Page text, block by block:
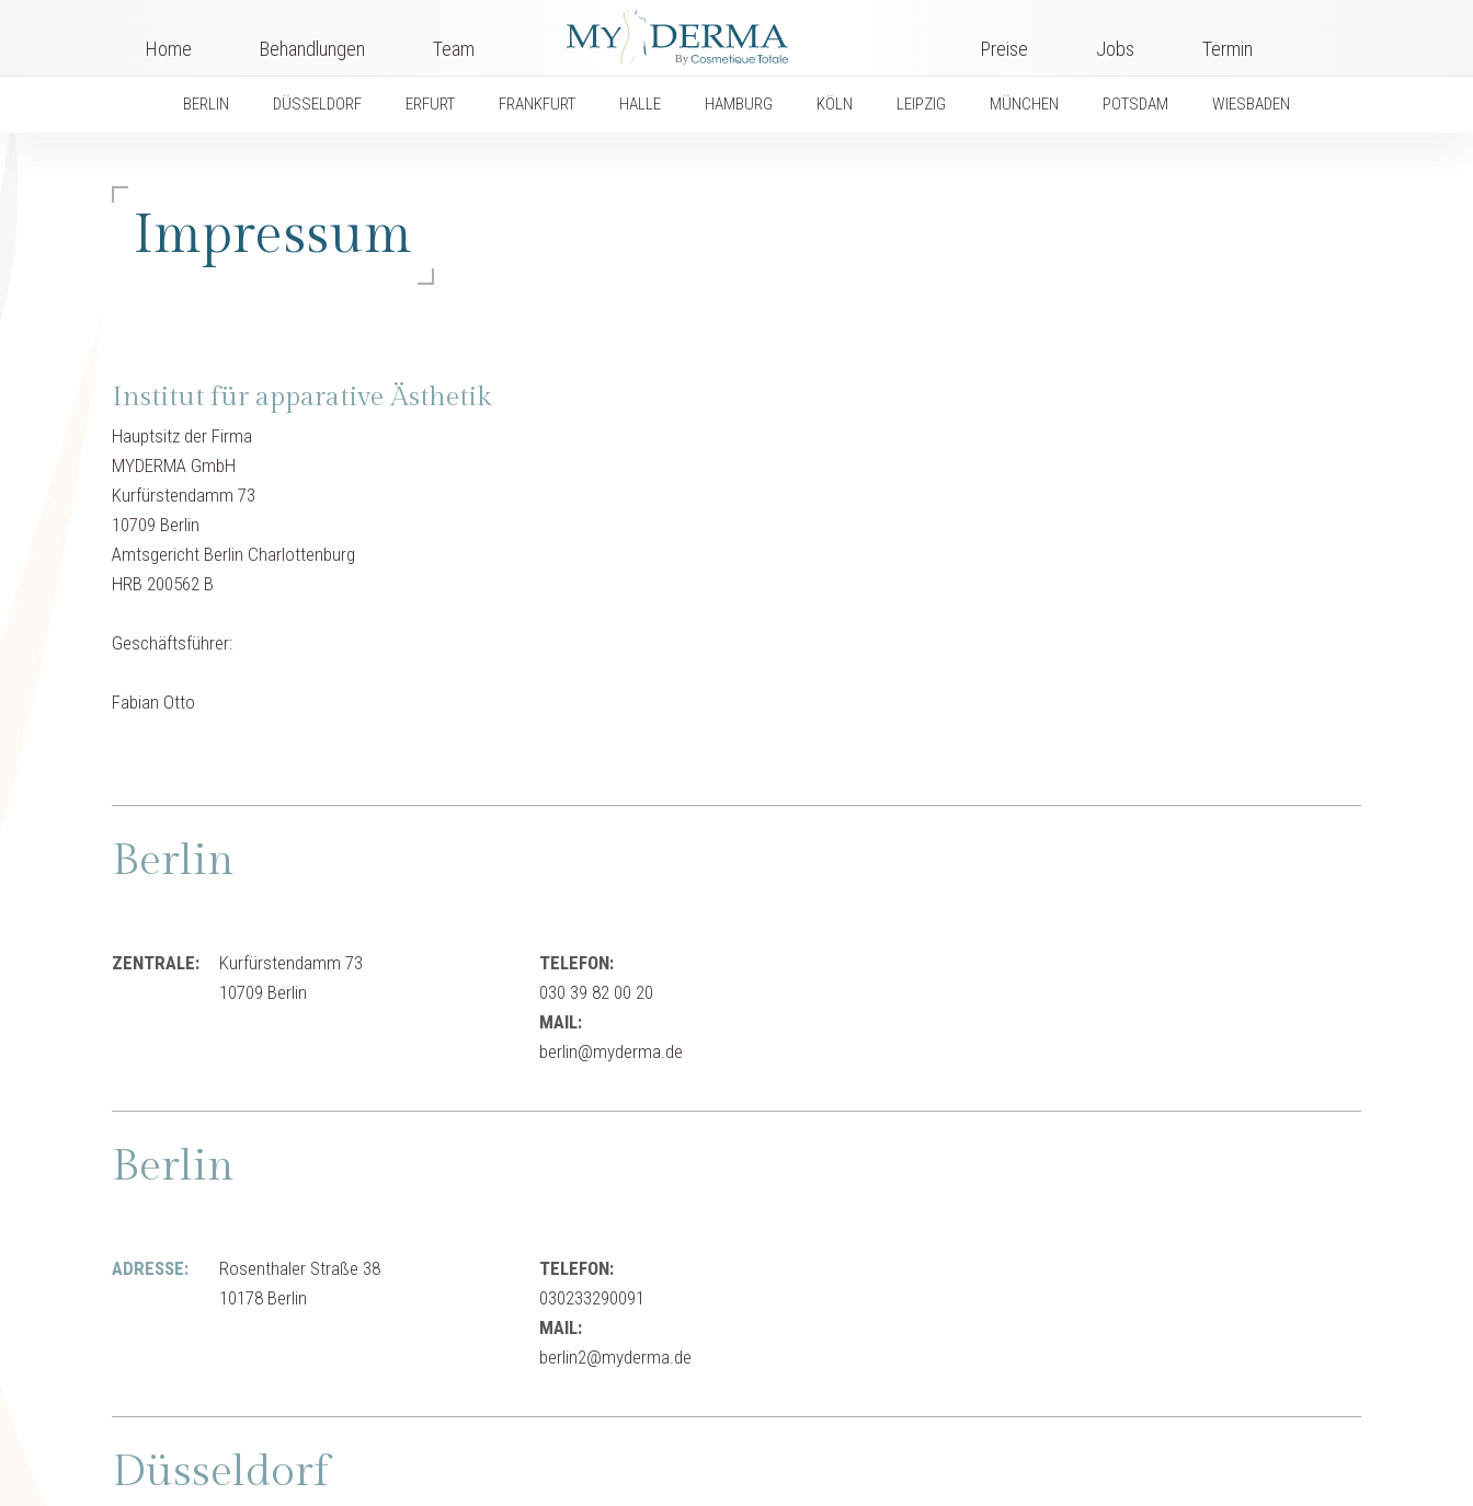
Home Behandlungen Team Preise Jobs Termin
BERLIN DÜSSELDORF ERFURT FRANKFURT HALLE HAMBURG KÖLN LEIPZIG MÜNCHEN POTSDAM WIESBADEN
Impressum
Institut für apparative Ästhetik
Hauptsitz der Firma
MYDERMA GmbH
Kurfürstendamm 73
10709 Berlin
Amtsgericht Berlin Charlottenburg
HRB 200562 B
Geschäftsführer:
Fabian Otto
Berlin
ZENTRALE:
Kurfürstendamm 73
10709 Berlin
TELEFON:
030 39 82 00 20
MAIL:
berlin@myderma.de
Berlin
ADRESSE:
Rosenthaler Straße 38
10178 Berlin
TELEFON:
030233290091
MAIL:
berlin2@myderma.de
Düsseldorf